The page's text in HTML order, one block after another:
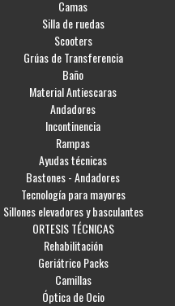
Camas
Silla de ruedas
Scooters
Grúas de Transferencia
Baño
Material Antiescaras
Andadores
Incontinencia
Rampas
Ayudas técnicas
Bastones - Andadores
Tecnología para mayores
Sillones elevadores y basculantes
ORTESIS TÉCNICAS
Rehabilitación
Geriátrico Packs
Camillas
Óptica de Ocio